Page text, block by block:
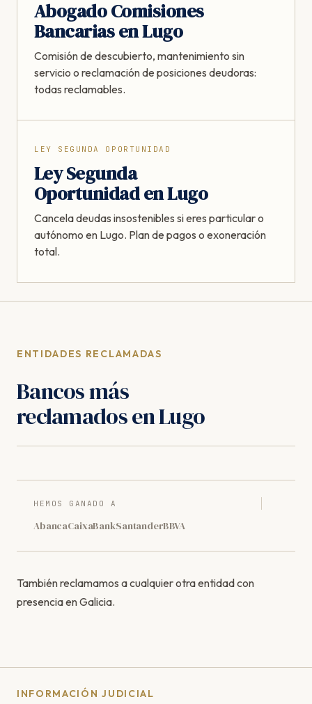
Abogado Comisiones
Bancarias en Lugo
Comisión de descubierto, mantenimiento sin
servicio o reclamación de posiciones deudoras:
todas reclamables.
LEY SEGUNDA OPORTUNIDAD
Ley Segunda
Oportunidad en Lugo
Cancela deudas insostenibles si eres particular o
autónomo en Lugo. Plan de pagos o exoneración
total.
ENTIDADES RECLAMADAS
Bancos más
reclamados en Lugo
HEMOS GANADO A
AbancaCaixaBankSantanderBBVA
También reclamamos a cualquier otra entidad con
presencia en Galicia.
INFORMACIÓN JUDICIAL